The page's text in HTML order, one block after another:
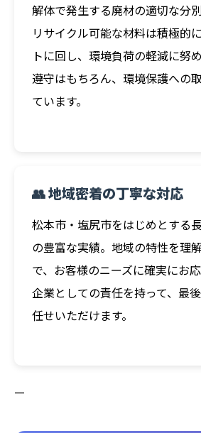
解体で発生する廃材の適切な分
リサイクル可能な材料は積極的
トに回し、環境負荷の軽減に努
遵守はもちろん、環境保護への
ています。
👥 地域密着の丁寧な対応
松本市・塩尻市をはじめとする
の豊富な実績。地域の特性を理
で、お客様のニーズに確実にお
企業としての責任を持って、最
任せいただけます。
—